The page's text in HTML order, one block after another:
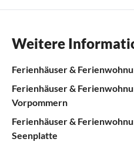
Weitere
Ferienhäuser &
Ferienhäuser &
Vorpommern
Ferienhäuser &
Seenplatte